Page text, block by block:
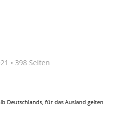
• 398 Seiten
Deutschlands, für das Ausland gelten